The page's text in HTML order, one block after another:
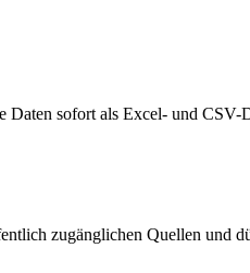
Daten sofort als Excel- und
zugänglichen Quellen und